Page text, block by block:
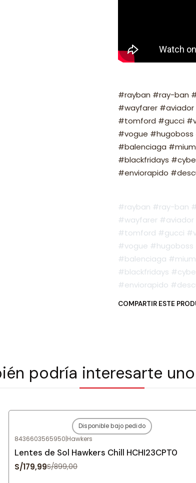
#rayban #ray-ban
#wayfarer
#tomford #gucci
#vogue
#balenciaga
#blackfridays
#enviorapido
#rayban #ray-ban
#wayfarer
#tomford #gucci
#vogue
#balenciaga
#blackfridays
#enviorapido
COMPARTIR ESTE
podría interesarte
Agotado
Disponible bajo pedido
8436603565950|Hawkers
Lentes de Sol Hawkers Chill HCHI23CPT0
S/179,99S/899,00